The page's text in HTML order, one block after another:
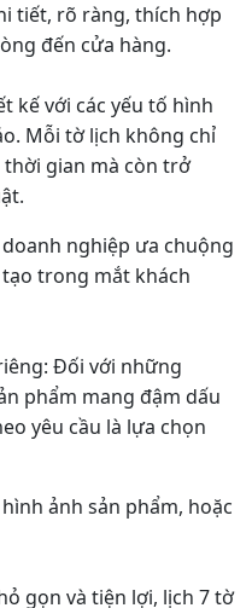
tiết, rõ ràng, thích hợp
đến cửa hàng.
kế với các yếu tố hình
Mỗi tờ lịch không chỉ
gian mà còn trở
nghiệp ưa chuộng
trong mắt khách
Đối với những
phẩm mang đậm dấu
yêu cầu là lựa chọn
ảnh sản phẩm, hoặc
gọn và tiện lợi, lịch 7 tờ